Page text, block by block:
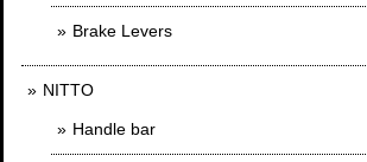
Brake Levers
NITTO
Handle bar